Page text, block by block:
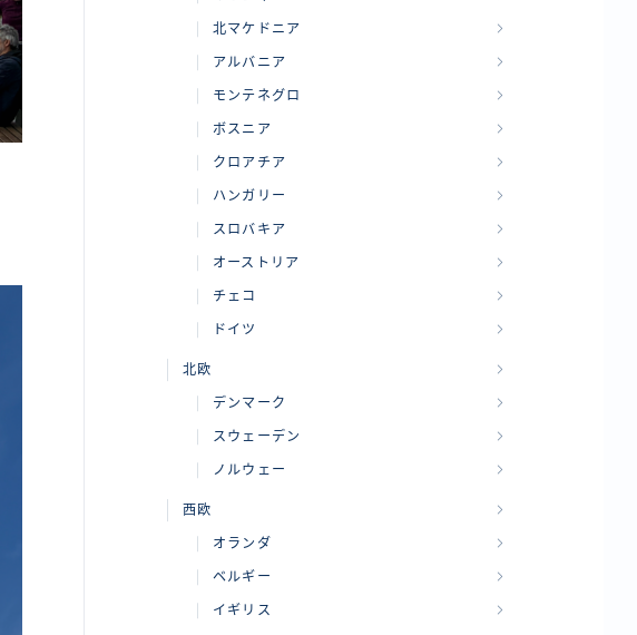
北マケドニア
アルバニア
モンテネグロ
ボスニア
クロアチア
ハンガリー
スロバキア
オーストリア
チェコ
ドイツ
北欧
デンマーク
スウェーデン
ノルウェー
西欧
オランダ
ベルギー
イギリス